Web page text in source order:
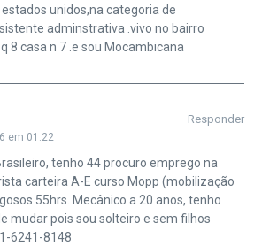
unidos,na categoria de
adminstrativa .vivo no bairro
8 casa n 7 .e sou Mocambicana
em 01:22
Responder
tenho 44 procuro emprego na
carteira A-E curso Mopp (mobilização
55hrs. Mecânico a 20 anos, tenho
mudar pois sou solteiro e sem filhos
6241-8148